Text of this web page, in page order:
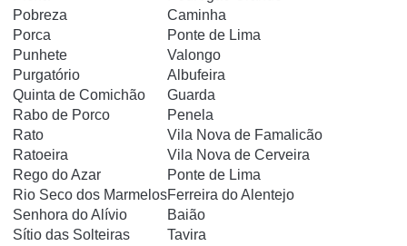
Pobreza
Caminha
Porca
Ponte de Lima
Punhete
Valongo
Purgatório
Albufeira
Quinta de Comichão
Guarda
Rabo de Porco
Penela
Rato
Vila Nova de Famalicão
Ratoeira
Vila Nova de Cerveira
Rego do Azar
Ponte de Lima
Rio Seco dos MarmelosFerreira do Alentejo
Senhora do Alívio
Baião
Sítio das Solteiras
Tavira